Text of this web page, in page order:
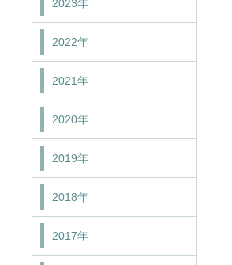
2023年
2022年
2021年
2020年
2019年
2018年
2017年